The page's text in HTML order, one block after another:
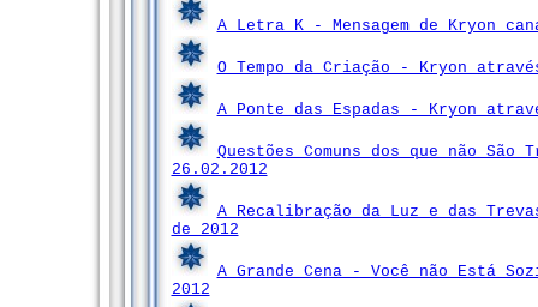
A Letra K - Mensagem de Kryon
O Tempo da Criação - Kryon
A Ponte das Espadas - Kryon
Questões Comuns dos que não
26.02.2012
A Recalibração da Luz e das
de 2012
A Grande Cena - Você não Está
2012